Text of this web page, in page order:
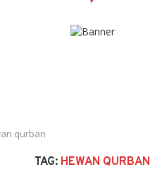
qurban
TAG: HEWAN QURBAN